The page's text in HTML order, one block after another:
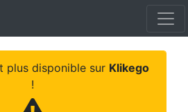
plus disponible sur Klikego
!